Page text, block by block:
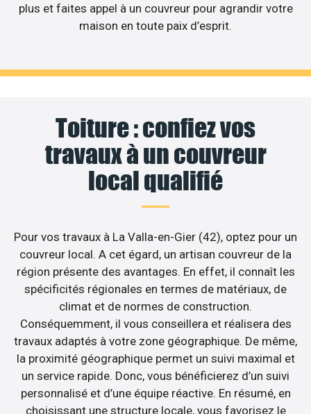
plus et faites appel à un couvreur pour agrandir votre
maison en toute paix d’esprit.
Toiture : confiez vos
travaux à un couvreur
local qualifié
Pour vos travaux à La Valla-en-Gier (42), optez pour un
couvreur local. A cet égard, un artisan couvreur de la
région présente des avantages. En effet, il connaît les
spécificités régionales en termes de matériaux, de
climat et de normes de construction.
Conséquemment, il vous conseillera et réalisera des
travaux adaptés à votre zone géographique. De même,
la proximité géographique permet un suivi maximal et
un service rapide. Donc, vous bénéficierez d’un suivi
personnalisé et d’une équipe réactive. En résumé, en
choisissant une structure locale, vous favorisez le